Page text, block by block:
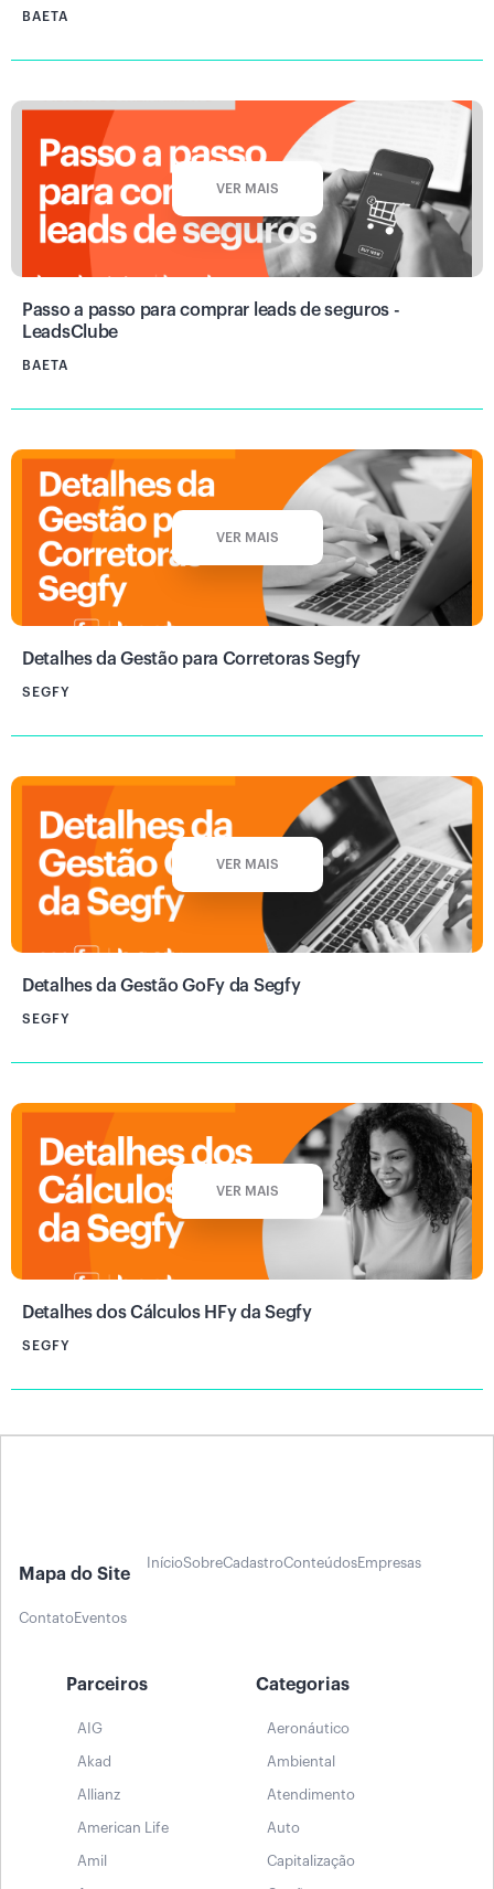
BAETA
VER MAIS
Passo a passo para comprar leads de seguros -
LeadsClube
BAETA
VER MAIS
Detalhes da Gestão para Corretoras Segfy
SEGFY
VER MAIS
Detalhes da Gestão GoFy da Segfy
SEGFY
VER MAIS
Detalhes dos Cálculos HFy da Segfy
SEGFY
Mapa do Site
InícioSobreCadastroConteúdosEmpresas
ContatoEventos
Parceiros
AIG
Akad
Allianz
American Life
Amil
Categorias
Aeronáutico
Ambiental
Atendimento
Auto
Capitalização